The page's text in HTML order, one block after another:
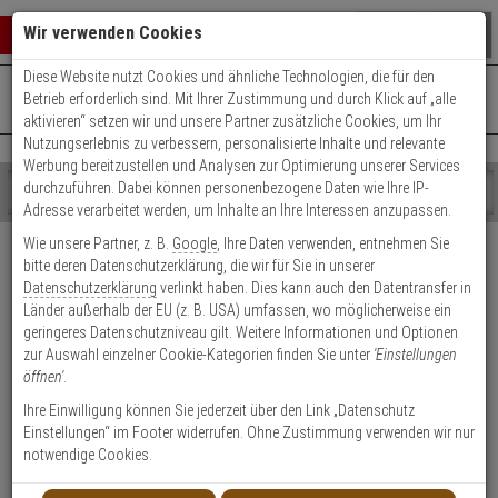
Warenkorb schließen
0 ARTIKEL IM WARENKORB
Ihr Warenkorb ist momentan leer.
Ergebnisse ()
Fertig
Shop
durchsuchen
geben
Sie
mindestens
Zeichen
ein,
um
Suche
wurde
noch
Kategorien
Suche
gestartet
+49 (0)821 899 493-0Mo. - Do.: 8:00 - 16:30 | Fr.: 8:00 - 14:00 Uhr
Kontaktservice nutzen
Versand & Lieferung
Bitte wählen Sie Ihr Lieferland.
Welche Lieferoptionen kann ich nach der Bestellung
auswählen?
Wir verwenden Cookies
Diese Website nutzt Cookies und ähnliche Technologien, die für den
Betrieb erforderlich sind. Mit Ihrer Zustimmung und durch Klick auf „alle
aktivieren“ setzen wir und unsere Partner zusätzliche Cookies, um Ihr
Nutzungserlebnis zu verbessern, personalisierte Inhalte und relevante
Werbung bereitzustellen und Analysen zur Optimierung unserer Services
durchzuführen. Dabei können personenbezogene Daten wie Ihre IP-
Adresse verarbeitet werden, um Inhalte an Ihre Interessen anzupassen.
Wie unsere Partner, z. B. Google , Ihre Daten verwenden, entnehmen Sie
bitte deren Datenschutzerklärung, die wir für Sie in unserer
Datenschutzerklärung verlinkt haben. Dies kann auch den Datentransfer in
Länder außerhalb der EU (z. B. USA) umfassen, wo möglicherweise ein
geringeres Datenschutzniveau gilt. Weitere Informationen und Optionen
zur Auswahl einzelner Cookie-Kategorien finden Sie unter 'Einstellungen
öffnen'.
Ihre Einwilligung können Sie jederzeit über den Link „Datenschutz
Einstellungen“ im Footer widerrufen. Ohne Zustimmung verwenden wir nur
notwendige Cookies.